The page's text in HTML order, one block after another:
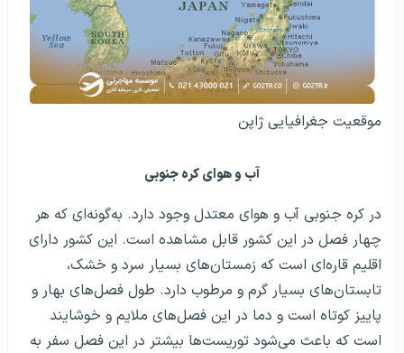
موقعیت جغرافیایی ژاپن
آب‌ و هوای کره جنوبی
در کره جنوبی آب و هوای معتدل وجود دارد. به‌گونه‌ای که هر
چهار فصل در این کشور قابل مشاهده است. این کشور دارای
اقلیم قاره‌ای است که زمستان‌های بسیار سرد و خشک،
تابستان‌های بسیار گرم و مرطوب دارد. طول فصل‌های بهار و
پاییز کوتاه است و دما در این فصل‌های ملایم و خوشایند
است که باعث می‌شود توریست‌ها بیشتر در این فصل سفر به